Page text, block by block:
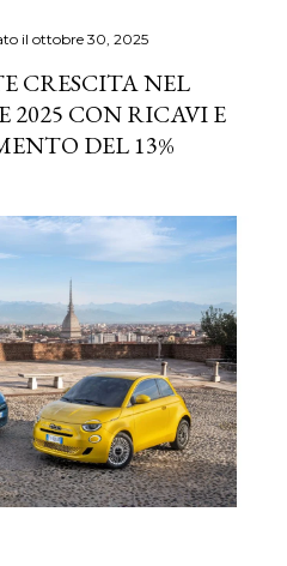
il ottobre 30, 2025
CRESCITA NEL
2025 CON RICAVI E
DEL 13%